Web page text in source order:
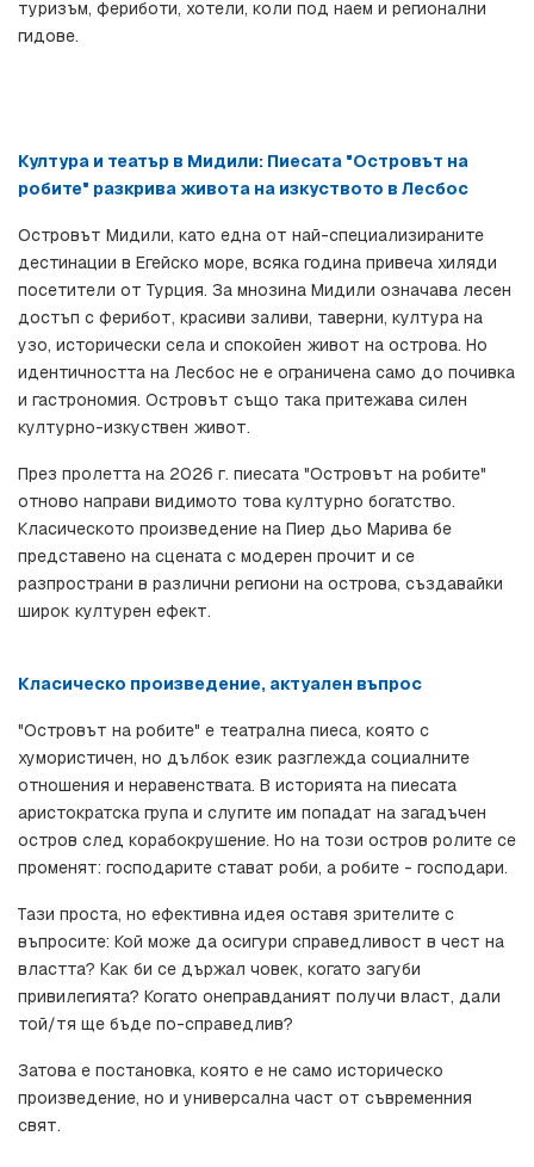
туризъм, фериботи, хотели, коли под наем и регионални
гидове.
Култура и театър в Мидили: Пиесата "Островът на
робите" разкрива живота на изкуството в Лесбос
Островът Мидили, като една от най-специализираните
дестинации в Егейско море, всяка година привеча хиляди
посетители от Турция. За мнозина Мидили означава лесен
достъп с ферибот, красиви заливи, таверни, култура на
узо, исторически села и спокойен живот на острова. Но
идентичността на Лесбос не е ограничена само до почивка
и гастрономия. Островът също така притежава силен
културно-изкуствен живот.
През пролетта на 2026 г. пиесата "Островът на робите"
отново направи видимото това културно богатство.
Класическото произведение на Пиер дьо Марива бе
представено на сцената с модерен прочит и се
разпространи в различни региони на острова, създавайки
широк културен ефект.
Класическо произведение, актуален въпрос
"Островът на робите" е театрална пиеса, която с
хумористичен, но дълбок език разглежда социалните
отношения и неравенствата. В историята на пиесата
аристократска група и слугите им попадат на загадъчен
остров след корабокрушение. Но на този остров ролите се
променят: господарите стават роби, а робите - господари.
Тази проста, но ефективна идея оставя зрителите с
въпросите: Кой може да осигури справедливост в чест на
властта? Как би се държал човек, когато загуби
привилегията? Когато онеправданият получи власт, дали
той/тя ще бъде по-справедлив?
Затова е постановка, която е не само историческо
произведение, но и универсална част от съвременния
свят.